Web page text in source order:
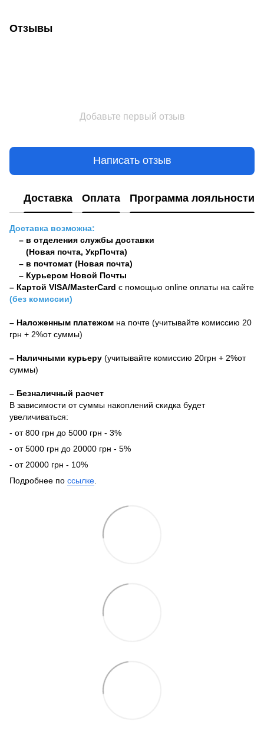
Отзывы
Добавьте первый отзыв
Написать отзыв
Доставка Оплата Программа лояльности
Доставка возможна:
– в отделения службы доставки
(Новая почта, УкрПочта)
– в почтомат (Новая почта)
– Курьером Новой Почты
– Картой VISA/MasterCard с помощью online оплаты на сайте
(без комиссии)
– Наложенным платежом на почте (учитывайте комиссию 20
грн + 2%от суммы)
– Наличными курьеру (учитывайте комиссию 20грн + 2%от
суммы)
– Безналичный расчет
В зависимости от суммы накоплений скидка будет
увеличиваться:
- от 800 грн до 5000 грн - 3%
- от 5000 грн до 20000 грн - 5%
- от 20000 грн - 10%
Подробнее по ссылке